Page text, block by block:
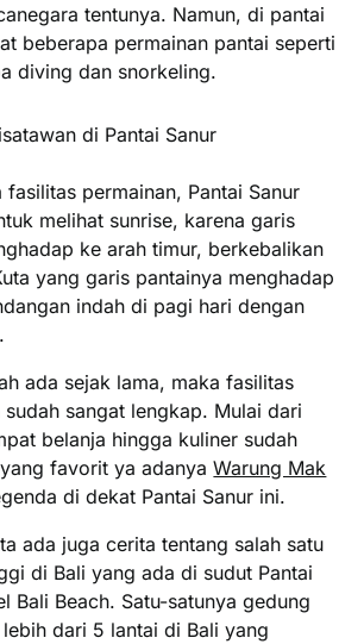
tentunya. Namun, di pantai
beberapa permainan pantai seperti
diving dan snorkeling.
di Pantai Sanur
fasilitas permainan, Pantai Sanur
melihat sunrise, karena garis
ke arah timur, berkebalikan
yang garis pantainya menghadap
indah di pagi hari dengan
ada sejak lama, maka fasilitas
sangat lengkap. Mulai dari
belanja hingga kuliner sudah
favorit ya adanyaWarung Mak
di dekat Pantai Sanur ini.
ada juga cerita tentang salah satu
di Bali yang ada di sudut Pantai
Bali Beach. Satu-satunya gedung
dari 5 lantai di Bali yang